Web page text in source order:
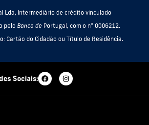
Lda, Intermediário de crédito vinculado
pelo Banco de Portugal, com o nº 0006212.
Cartão do Cidadão ou Título de Residência.
Sociais: